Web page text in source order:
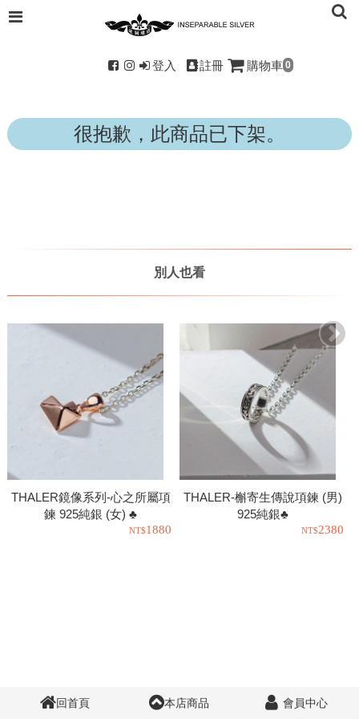
登入 註冊 購物車 0
很抱歉，此商品已下架。
別人也看
THALER鏡像系列-心之所屬項
鍊 925純銀 (女) ♣
1880
THALER-槲寄生傳說項鍊 (男)
925純銀♣
2380
回首頁 本店商品 會員中心